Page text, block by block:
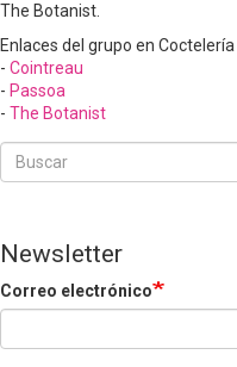
The Botanist.
Enlaces del grupo en
- Cointreau
- Passoa
- The Botanist
Buscar
Buscar
Newsletter
Correo electrónico